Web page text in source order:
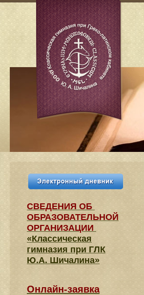
СВЕДЕНИЯ​ ОБ
ОБРАЗОВАТЕЛЬНОЙ
ОРГАНИЗАЦИИ
«Классическая
гимназия при ГЛК
Ю.А. Шичалина»
Онлайн-заявка